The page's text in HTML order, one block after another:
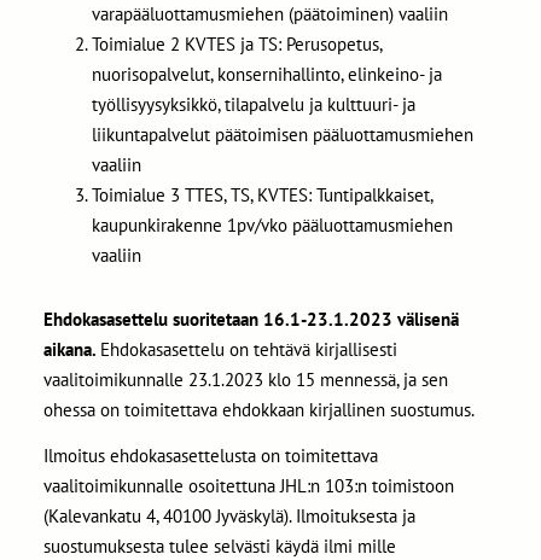
varapääluottamusmiehen (päätoiminen) vaaliin
Toimialue 2 KVTES ja TS: Perusopetus,
nuorisopalvelut, konsernihallinto, elinkeino- ja
työllisyysyksikkö, tilapalvelu ja kulttuuri- ja
liikuntapalvelut päätoimisen pääluottamusmiehen
vaaliin
Toimialue 3 TTES, TS, KVTES: Tuntipalkkaiset,
kaupunkirakenne 1pv/vko pääluottamusmiehen
vaaliin
Ehdokasasettelu suoritetaan 16.1-23.1.2023 välisenä
aikana. Ehdokasasettelu on tehtävä kirjallisesti
vaalitoimikunnalle 23.1.2023 klo 15 mennessä, ja sen
ohessa on toimitettava ehdokkaan kirjallinen suostumus.
Ilmoitus ehdokasasettelusta on toimitettava
vaalitoimikunnalle osoitettuna JHL:n 103:n toimistoon
(Kalevankatu 4, 40100 Jyväskylä). Ilmoituksesta ja
suostumuksesta tulee selvästi käydä ilmi mille